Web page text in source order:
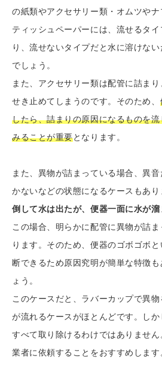
の紙類やアクセサリー類・オムツやナ
ティッシュペーパーには、流せるタ
り、流せないタイプだと水に溶けな
でしょう。
また、アクセサリー類は配管に詰ま
せき止めてしまうのです。そのため、
したら、詰まりの原因になるものを
みることが重要となります。
また、異物が詰まっている場合、異音
かないなどの状態になるケースもあり
倒して水は出たが、便器一面に水が
この場合、明らかに配管に異物が詰
ります。そのため、便器のゴボゴボ
断できるため原因究明が簡単な特徴
ょう。
このケースだと、ラバーカップで異
が流れるケースがほとんどです。し
すべて取り除けるわけではありません
業者に依頼することをおすすめします